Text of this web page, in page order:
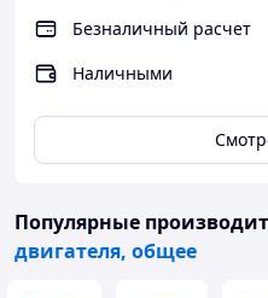
Безналичный расчет
Наличными
Популярные
двигателя, общее